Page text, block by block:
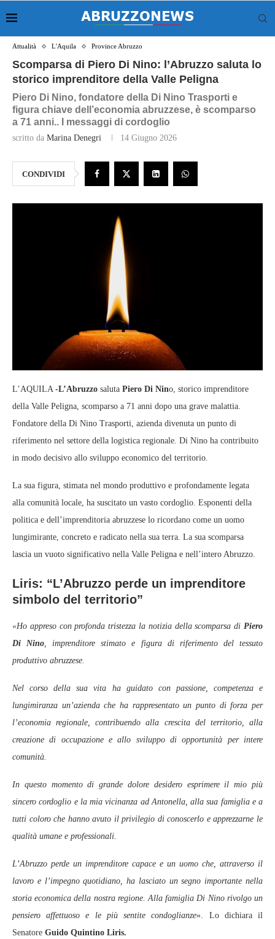
Attualità L'Aquila Province Abruzzo
Scomparsa di Piero Di Nino: l’Abruzzo saluta lo
storico imprenditore della Valle Peligna
Piero Di Nino, fondatore della Di Nino Trasporti e
figura chiave dell’economia abruzzese, è scomparso
a 71 anni.. I messaggi di cordoglio
scritto da Marina Denegri 14 Giugno 2026
CONDIVIDI
L’AQUILA -L’Abruzzo saluta Piero Di Nino, storico imprenditore
della Valle Peligna, scomparso a 71 anni dopo una grave malattia.
Fondatore della Di Nino Trasporti, azienda divenuta un punto di
riferimento nel settore della logistica regionale. Di Nino ha contribuito
in modo decisivo allo sviluppo economico del territorio.
La sua figura, stimata nel mondo produttivo e profondamente legata
alla comunità locale, ha suscitato un vasto cordoglio. Esponenti della
politica e dell’imprenditoria abruzzese lo ricordano come un uomo
lungimirante, concreto e radicato nella sua terra. La sua scomparsa
lascia un vuoto significativo nella Valle Peligna e nell’intero Abruzzo.
Liris: “L’Abruzzo perde un imprenditore
simbolo del territorio”
«Ho appreso con profonda tristezza la notizia della scomparsa di Piero
Di Nino , imprenditore stimato e figura di riferimento del tessuto
produttivo abruzzese.
Nel corso della sua vita ha guidato con passione, competenza e
lungimiranza un’azienda che ha rappresentato un punto di forza per
l’economia regionale, contribuendo alla crescita del territorio, alla
creazione di occupazione e allo sviluppo di opportunità per intere
comunità.
In questo momento di grande dolore desidero esprimere il mio più
sincero cordoglio e la mia vicinanza ad Antonella, alla sua famiglia e a
tutti coloro che hanno avuto il privilegio di conoscerlo e apprezzarne le
qualità umane e professionali.
L’Abruzzo perde un imprenditore capace e un uomo che, attraverso il
lavoro e l’impegno quotidiano, ha lasciato un segno importante nella
storia economica della nostra regione. Alla famiglia Di Nino rivolgo un
pensiero affettuoso e le più sentite condoglianze». Lo dichiara il
Senatore Guido Quintino Liris.